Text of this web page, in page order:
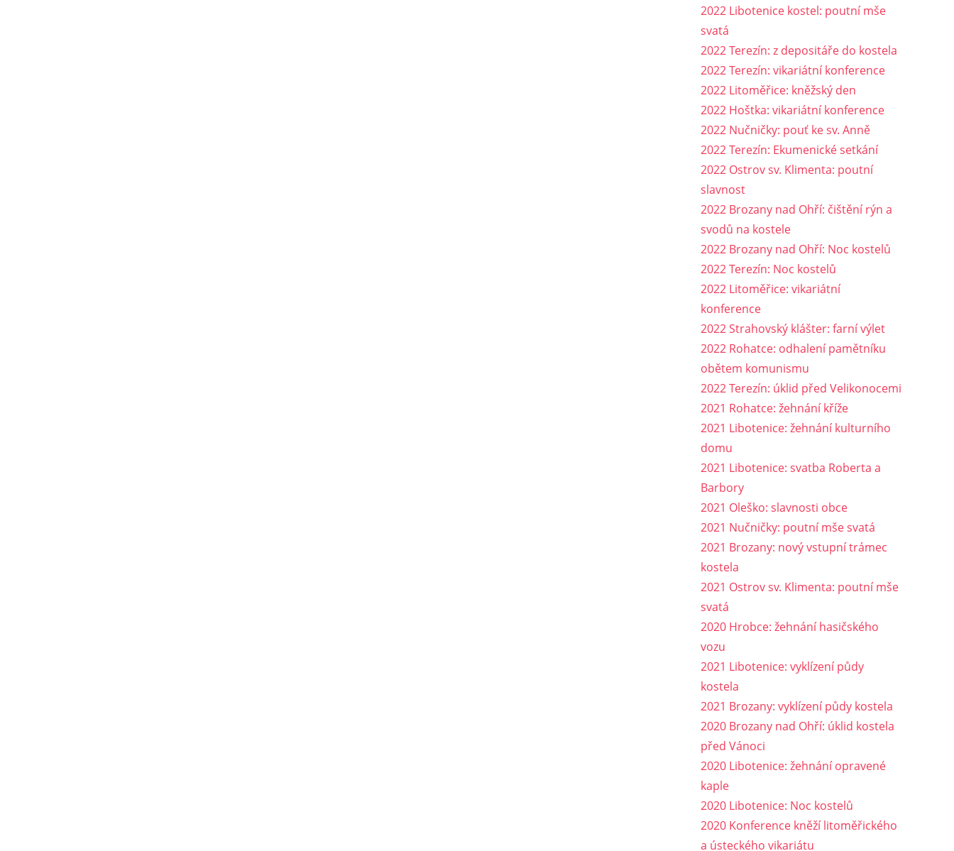
2022 Libotenice kostel: poutní mše
svatá
2022 Terezín: z depositáře do kostela
2022 Terezín: vikariátní konference
2022 Litoměřice: kněžský den
2022 Hoštka: vikariátní konference
2022 Nučničky: pouť ke sv. Anně
2022 Terezín: Ekumenické setkání
2022 Ostrov sv. Klimenta: poutní
slavnost
2022 Brozany nad Ohří: čištění rýn a
svodů na kostele
2022 Brozany nad Ohří: Noc kostelů
2022 Terezín: Noc kostelů
2022 Litoměřice: vikariátní
konference
2022 Strahovský klášter: farní výlet
2022 Rohatce: odhalení pamětníku
obětem komunismu
2022 Terezín: úklid před Velikonocemi
2021 Rohatce: žehnání kříže
2021 Libotenice: žehnání kulturního
domu
2021 Libotenice: svatba Roberta a
Barbory
2021 Oleško: slavnosti obce
2021 Nučničky: poutní mše svatá
2021 Brozany: nový vstupní trámec
kostela
2021 Ostrov sv. Klimenta: poutní mše
svatá
2020 Hrobce: žehnání hasičského
vozu
2021 Libotenice: vyklízení půdy
kostela
2021 Brozany: vyklízení půdy kostela
2020 Brozany nad Ohří: úklid kostela
před Vánoci
2020 Libotenice: žehnání opravené
kaple
2020 Libotenice: Noc kostelů
2020 Konference kněží litoměřického
a ústeckého vikariátu